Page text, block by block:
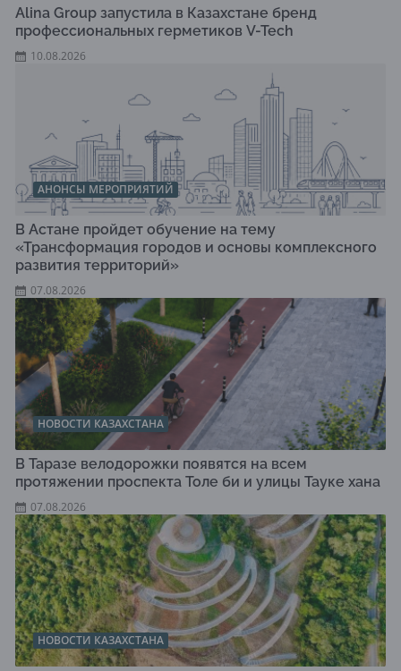
Alina Group запустила в Казахстане бренд
профессиональных герметиков V-Tech
10.08.2026
АНОНСЫ МЕРОПРИЯТИЙ
В Астане пройдет обучение на тему
«Трансформация городов и основы комплексного
развития территорий»
07.08.2026
НОВОСТИ КАЗАХСТАНА
В Таразе велодорожки появятся на всем
протяжении проспекта Толе би и улицы Тауке хана
07.08.2026
НОВОСТИ КАЗАХСТАНА